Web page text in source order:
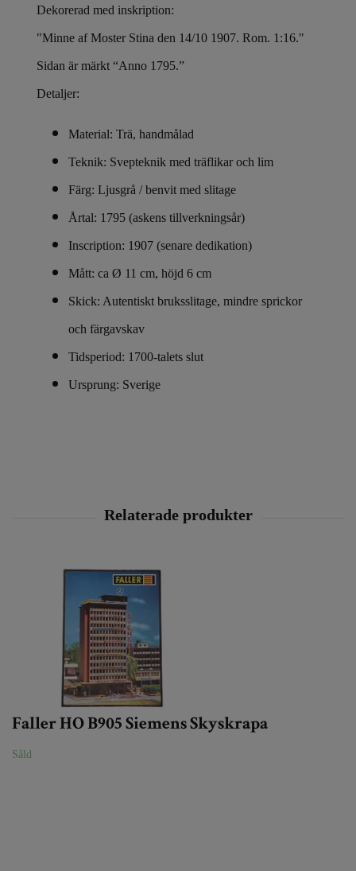
Dekorerad med inskription:
"Minne af Moster Stina den 14/10 1907. Rom. 1:16."
Sidan är märkt “Anno 1795.”
Detaljer:
Material: Trä, handmålad
Teknik: Svepteknik med träflikar och lim
Färg: Ljusgrå / benvit med slitage
Årtal: 1795 (askens tillverkningsår)
Inscription: 1907 (senare dedikation)
Mått: ca Ø 11 cm, höjd 6 cm
Skick: Autentiskt bruksslitage, mindre sprickor
och färgavskav
Tidsperiod: 1700-talets slut
Ursprung: Sverige
Faller HO B905 Siemens Skyskrapa
Såld